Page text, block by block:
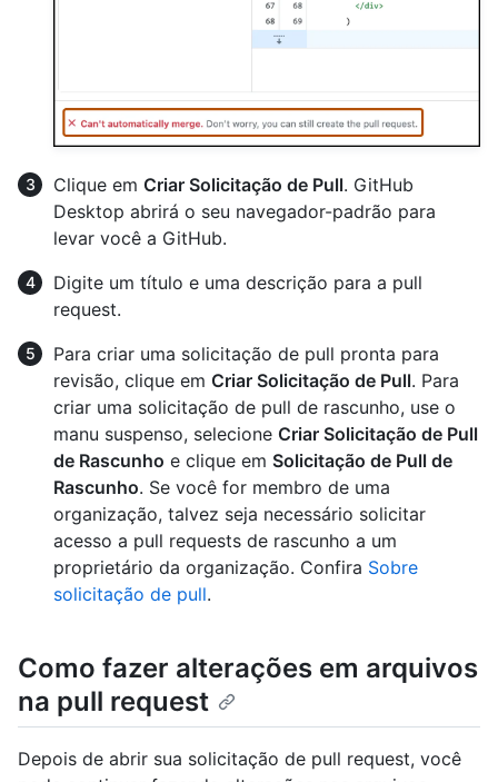
Clique em Criar Solicitação de Pull. GitHub
Desktop abrirá o seu navegador-padrão para
levar você a GitHub.
Digite um título e uma descrição para a pull
request.
Para criar uma solicitação de pull pronta para
revisão, clique em Criar Solicitação de Pull. Para
criar uma solicitação de pull de rascunho, use o
manu suspenso, selecione Criar Solicitação de Pull
de Rascunho e clique em Solicitação de Pull de
Rascunho. Se você for membro de uma
organização, talvez seja necessário solicitar
acesso a pull requests de rascunho a um
proprietário da organização. Confira Sobre
solicitação de pull.
Como fazer alterações em arquivos
na pull request
Depois de abrir sua solicitação de pull request, você